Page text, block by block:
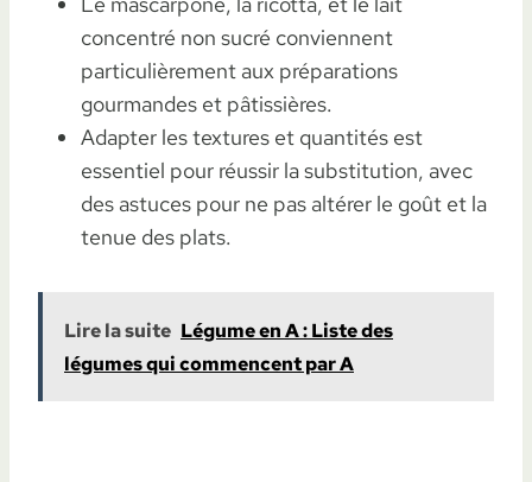
concentré non sucré conviennent
particulièrement aux préparations
gourmandes et pâtissières.
Adapter les textures et quantités est
essentiel pour réussir la substitution, avec
des astuces pour ne pas altérer le goût et la
tenue des plats.
Lire la suite Légume en A : Liste des
légumes qui commencent par A